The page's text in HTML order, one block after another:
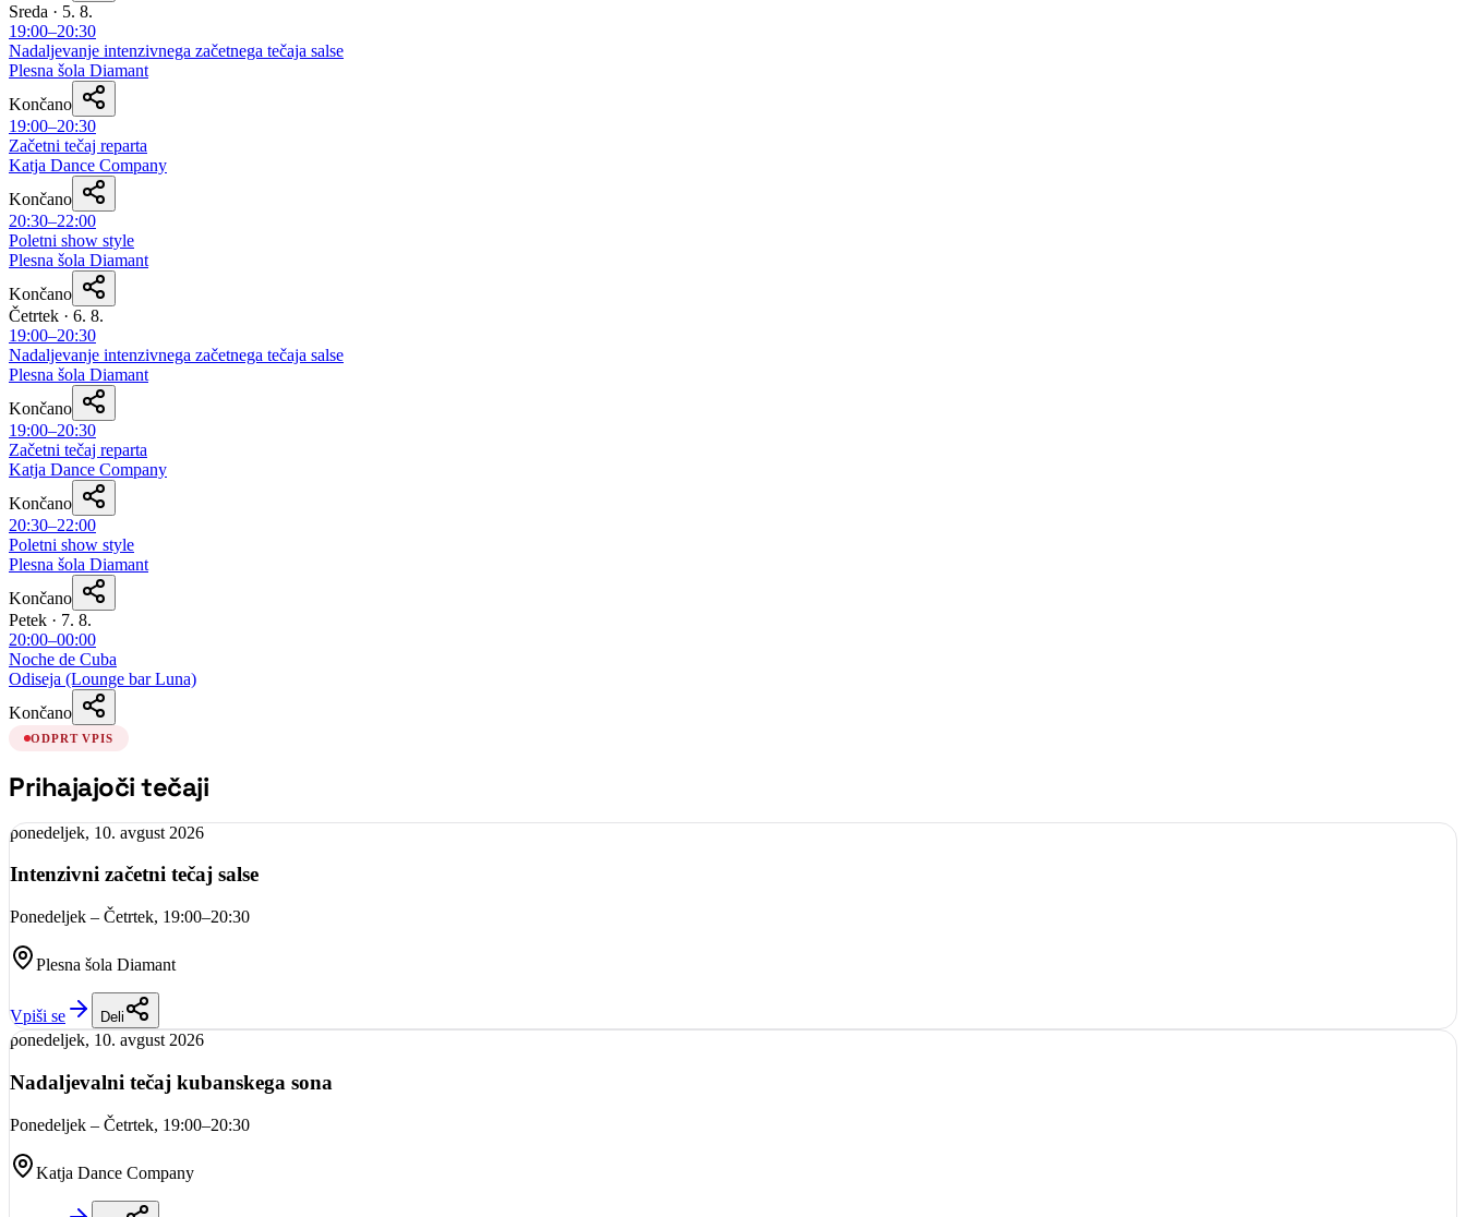
Sreda · 5. 8.
19:00–20:30
Nadaljevanje intenzivnega začetnega tečaja salse
Plesna šola Diamant
Končano
19:00–20:30
Začetni tečaj reparta
Katja Dance Company
Končano
20:30–22:00
Poletni show style
Plesna šola Diamant
Končano
Četrtek · 6. 8.
19:00–20:30
Nadaljevanje intenzivnega začetnega tečaja salse
Plesna šola Diamant
Končano
19:00–20:30
Začetni tečaj reparta
Katja Dance Company
Končano
20:30–22:00
Poletni show style
Plesna šola Diamant
Končano
Petek · 7. 8.
20:00–00:00
Noche de Cuba
Odiseja (Lounge bar Luna)
Končano
ODPRT VPIS
Prihajajoči tečaji
ponedeljek, 10. avgust 2026
Intenzivni začetni tečaj salse
Ponedeljek – Četrtek, 19:00–20:30
Plesna šola Diamant
Vpiši se Deli
ponedeljek, 10. avgust 2026
Nadaljevalni tečaj kubanskega sona
Ponedeljek – Četrtek, 19:00–20:30
Katja Dance Company